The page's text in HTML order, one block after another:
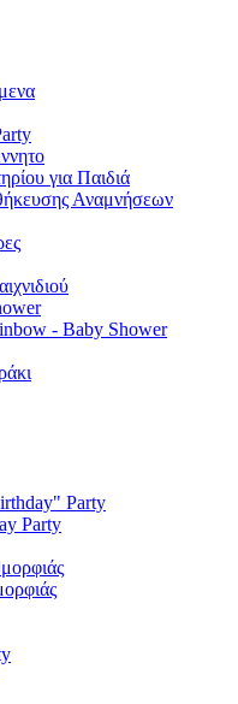
για Παιδιά
Αναμνήσεων
- Baby Shower
Party
Party